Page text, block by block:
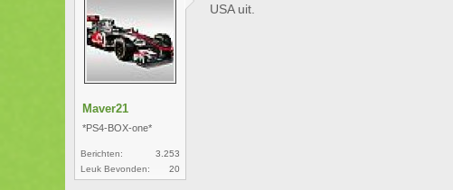
Maver21
*PS4-BOX-one*
Berichten:
3.253
Leuk Bevonden:
20
USA uit.